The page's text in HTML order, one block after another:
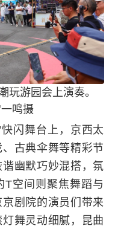
玩游园会上演奏。
鸣摄
闪舞台上，京西太
古典伞舞等精彩节
幽默巧妙混搭，氛
T空间则聚焦舞蹈与
剧院的演员们带来
舞灵动细腻，昆曲